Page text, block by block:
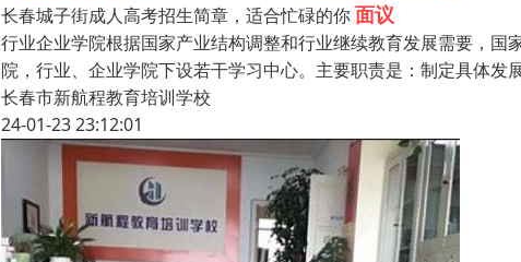
长春城子街成人高考招生简章，适合忙碌的你面议
行业企业学院根据国家产业结构调整和行业继续教育发展需要，
院，行业、企业学院下设若干学习中心。主要职责是：制定具体
长春市新航程教育培训学校
24-01-23 23:12:01